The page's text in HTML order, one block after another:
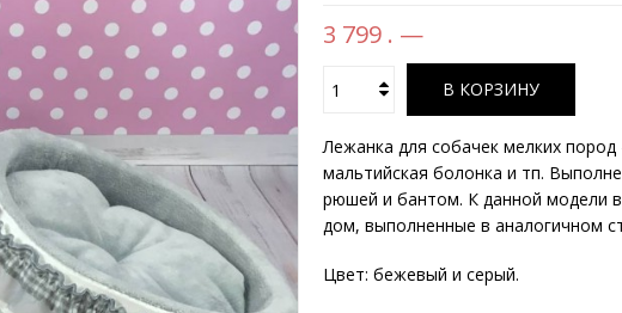
3 799 . —
В КОРЗИНУ
Лежанка для собачек мелких
мальтийская болонка и тп.
рюшей и бантом. К данной модели
дом, выполненные в аналогичном
Цвет: бежевый и серый.